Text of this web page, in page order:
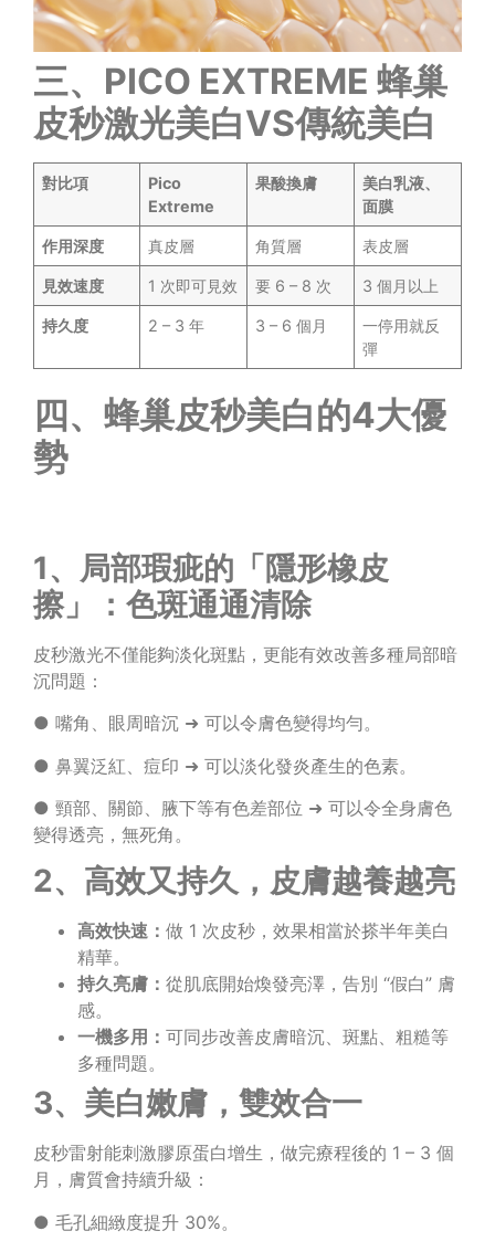
三、PICO EXTREME 蜂巢
皮秒激光美白VS傳統美白
對比項
Pico
Extreme
果酸換膚
美白乳液、
面膜
作用深度 真皮層 角質層 表皮層
見效速度 1 次即可見效 要 6 – 8 次 3 個月以上
持久度 2 – 3 年 3 – 6 個月
一停用就反
彈
四、蜂巢皮秒美白的4大優
勢
1、局部瑕疵的「隱形橡皮
擦」：色斑通通清除
皮秒激光不僅能夠淡化斑點，更能有效改善多種局部暗
沉問題：
● 嘴角、眼周暗沉 ➜ 可以令膚色變得均勻。
● 鼻翼泛紅、痘印 ➜ 可以淡化發炎產生的色素。
● 頸部、關節、腋下等有色差部位 ➜ 可以令全身膚色
變得透亮，無死角。
2、高效又持久，皮膚越養越亮
高效快速： 做 1 次皮秒，效果相當於搽半年美白
精華。
持久亮膚： 從肌底開始煥發亮澤，告別 “假白” 膚
感。
一機多用： 可同步改善皮膚暗沉、斑點、粗糙等
多種問題。
3、美白嫩膚，雙效合一
皮秒雷射能刺激膠原蛋白增生，做完療程後的 1 – 3 個
月，膚質會持續升級：
● 毛孔細緻度提升 30%。